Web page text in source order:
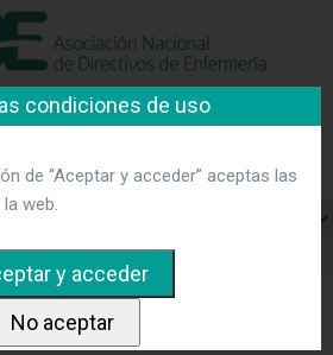
No aceptar y salir
Nacional de
de Enfermería
de las encuestas
de resultados ----
condiciones de uso
de “Aceptar y acceder” aceptas las
web.